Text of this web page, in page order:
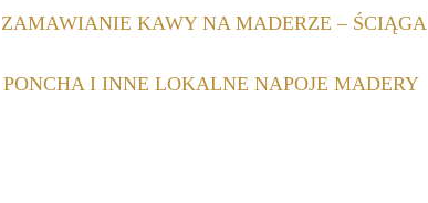
ZAMAWIANIE KAWY NA MADERZE – ŚCIĄGA
PONCHA I INNE LOKALNE NAPOJE MADERY